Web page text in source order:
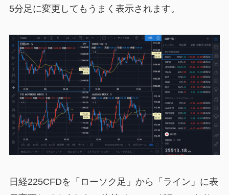
5分足に変更してもうまく表示されます。
日経225CFDを「ローソク足」から「ライン」に表